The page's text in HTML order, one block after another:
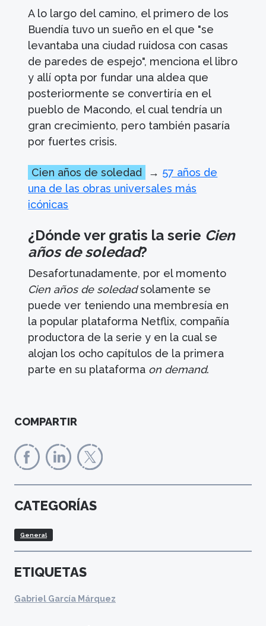
A lo largo del camino, el primero de los
Buendía tuvo un sueño en el que "se
levantaba una ciudad ruidosa con casas
de paredes de espejo", menciona el libro
y allí opta por fundar una aldea que
posteriormente se convertiría en el
pueblo de Macondo, el cual tendría un
gran crecimiento, pero también pasaría
por fuertes crisis.
Cien años de soledad → 57 años de
una de las obras universales más
icónicas
¿Dónde ver gratis la serie Cien
años de soledad?
Desafortunadamente, por el momento
Cien años de soledadsolamente se
puede ver teniendo una membresía en
la popular plataforma Netflix, compañía
productora de la serie y en la cual se
alojan los ocho capítulos de la primera
parte en su plataforma on demand.
COMPARTIR
CATEGORÍAS
General
ETIQUETAS
Gabriel García Márquez